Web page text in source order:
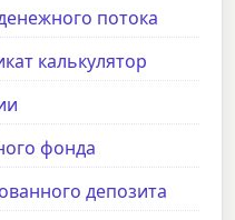
потока
калькулятор
фонда
депозита